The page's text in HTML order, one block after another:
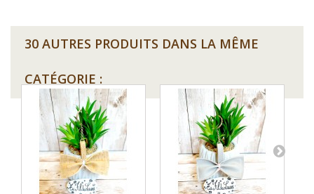
30 AUTRES PRODUITS DANS LA MÊME
CATÉGORIE :